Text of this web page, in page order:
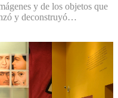
y de los objetos que
y deconstruyó…